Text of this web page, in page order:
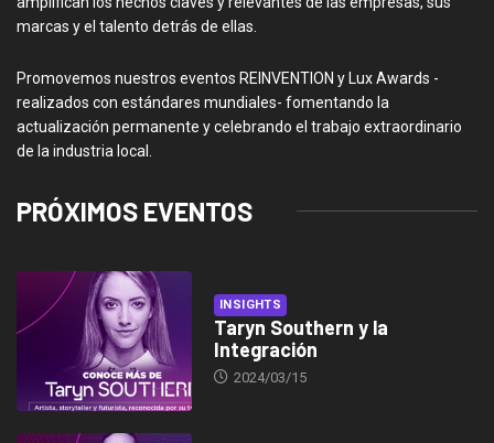
marcas y el talento detrás de ellas.
Promovemos nuestros eventos REINVENTION y Lux Awards -
realizados con estándares mundiales- fomentando la
actualización permanente y celebrando el trabajo extraordinario
de la industria local.
PRÓXIMOS EVENTOS
INSIGHTS
Taryn Southern y la
Integración
2024/03/15